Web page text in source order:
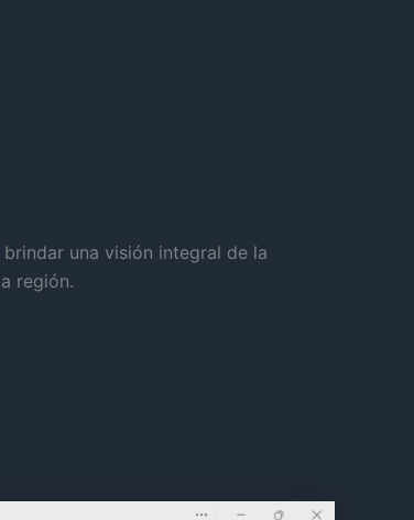
una visión integral de la
región.